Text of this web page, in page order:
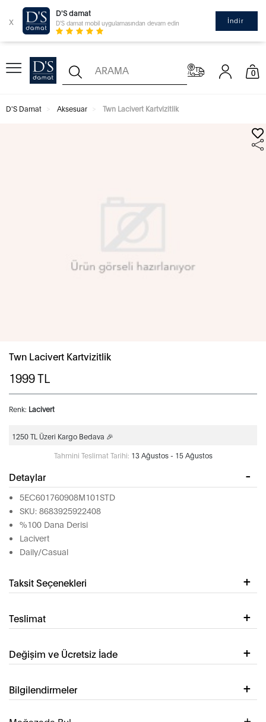
x
D'S damat
D'S damat mobil uygulamasından devam edin İndir
0
D'S Damat Aksesuar Twn Lacivert Kartvizitlik
Twn Lacivert Kartvizitlik
1999TL
Renk: Lacivert
1250 TL Üzeri Kargo Bedava 🎉
Tahmini Teslimat Tarihi: 13 Ağustos - 15 Ağustos
Detaylar
5EC601760908M101STD
SKU: 8683925922408
%100 Dana Derisi
Lacivert
Daily/Casual
Taksit Seçenekleri
Teslimat
Değişim ve Ücretsiz İade
Bilgilendirmeler